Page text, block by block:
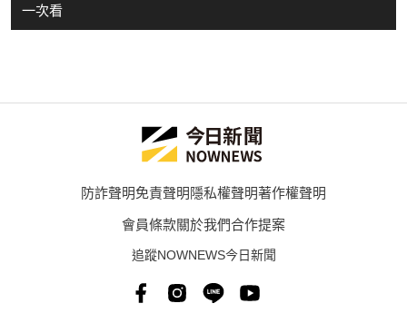
一次看
防詐聲明免責聲明隱私權聲明著作權聲明
會員條款關於我們合作提案
追蹤NOWNEWS今日新聞